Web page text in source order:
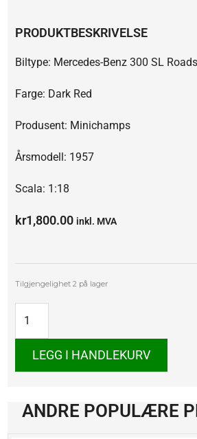
PRODUKTBESKRIVELSE
Biltype: Mercedes-Benz 300 SL
Farge: Dark Red
Produsent: Minichamps
Årsmodell: 1957
Scala: 1:18
kr1,800.00 inkl. MVA
Tilgjengelighet 2 på lager
Mercedes-
antallLEGG I HANDLEKURV
ANDRE POPULÆRE